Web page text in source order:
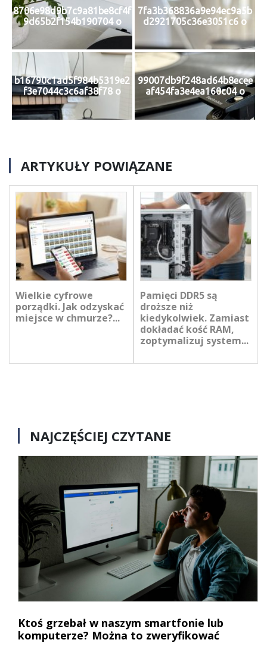
8706e98d9b7c9a81be8cf4f
9d65b2f154b190704 o
7fa3b368836a9e94ec9a5b
d2921705c36e3051c6 o
b16790c1ad5f984b5319e2
f3e7044c3c6af38f78 o
99007db9f248ad64b8ecee
af454fa3e4ea160c04 o
ARTYKUŁY POWIĄZANE
Wielkie cyfrowe
porządki. Jak odzyskać
miejsce w chmurze?...
Pamięci DDR5 są
droższe niż
kiedykolwiek. Zamiast
dokładać kość RAM,
zoptymalizuj system...
NAJCZĘŚCIEJ CZYTANE
Ktoś grzebał w naszym smartfonie lub
komputerze? Można to zweryfikować